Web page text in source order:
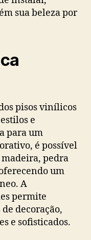
sua beleza por
pisos vinílicos
e
para um
é possível
pedra
um
A
permite
decoração,
e sofisticados.